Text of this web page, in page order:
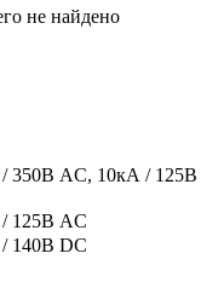
не найдено
350В AC, 10кА / 125В
125В AC
140В DC